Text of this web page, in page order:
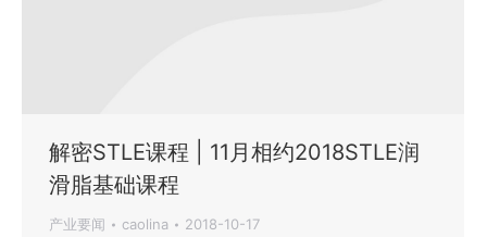
解密STLE课程 | 11月相约2018STLE润
滑脂基础课程
产业要闻 caolina 2018-10-17